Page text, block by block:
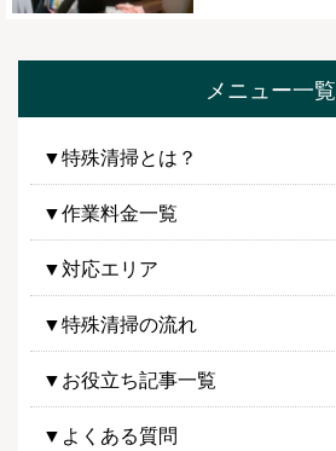
メニュー一覧
▼特殊清掃とは？
▼作業料金一覧
▼対応エリア
▼特殊清掃の流れ
▼お役立ち記事一覧
▼よくある質問